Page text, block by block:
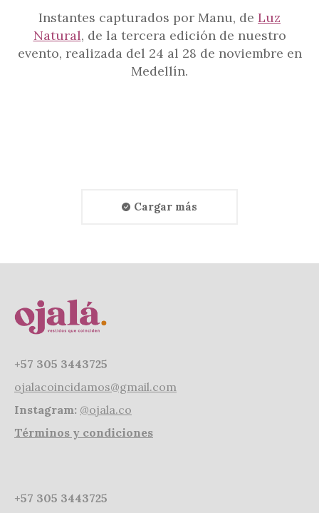
Instantes capturados por Manu, de Luz
Natural, de la tercera edición de nuestro
evento, realizada del 24 al 28 de noviembre en
Medellín.
Cargar más
+57 305 3443725
ojalacoincidamos@gmail.com
Instagram: @ojala.co
Términos y condiciones
+57 305 3443725